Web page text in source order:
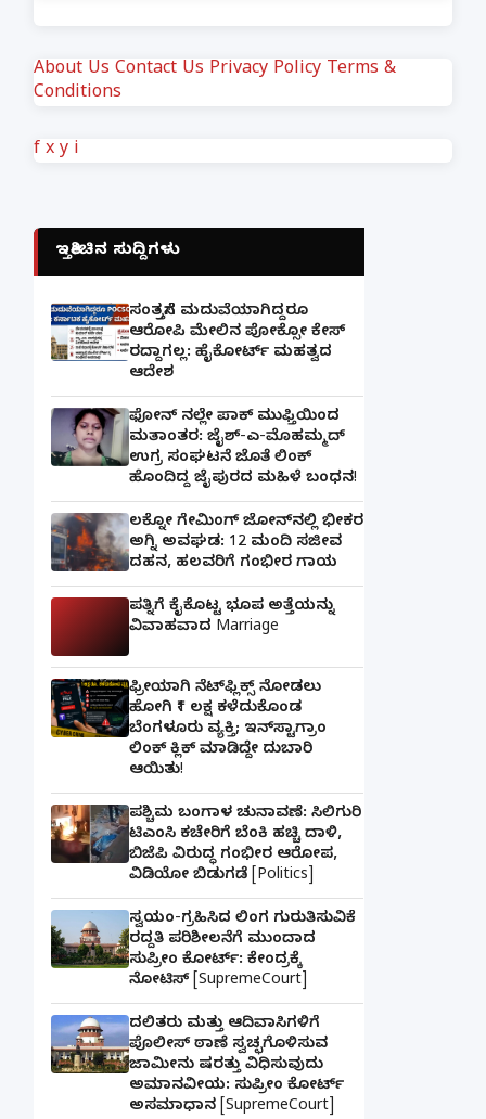
About Us Contact Us Privacy Policy Terms &
Conditions
f x y i
ಇತ್ತೀಚಿನ ಸುದ್ದಿಗಳು
ಸಂತ್ರಸ್ತೆಗೆ ಮದುವೆಯಾಗಿದ್ದರೂ
ಆರೋಪಿ ಮೇಲಿನ ಪೋಕ್ಸೋ ಕೇಸ್
ರದ್ದಾಗಲ್ಲ: ಹೈಕೋರ್ಟ್ ಮಹತ್ವದ
ಆದೇಶ
ಫೋನ್ ನಲ್ಲೇ ಪಾಕ್ ಮುಫ್ತಿಯಿಂದ
ಮತಾಂತರ: ಜೈಶ್-ಎ-ಮೊಹಮ್ಮದ್
ಉಗ್ರ ಸಂಘಟನೆ ಜೊತೆ ಲಿಂಕ್
ಹೊಂದಿದ್ದ ಜೈಪುರದ ಮಹಿಳೆ ಬಂಧನ!
ಲಕ್ನೋ ಗೇಮಿಂಗ್ ಜೋನ್‌ನಲ್ಲಿ ಭೀಕರ
ಅಗ್ನಿ ಅವಘಡ: 12 ಮಂದಿ ಸಜೀವ
ದಹನ, ಹಲವರಿಗೆ ಗಂಭೀರ ಗಾಯ
ಪತ್ನಿಗೆ ಕೈಕೊಟ್ಟ ಭೂಪ ಅತ್ತೆಯನ್ನು
ವಿವಾಹವಾದ Marriage
ಫ್ರೀಯಾಗಿ ನೆಟ್‌ಫ್ಲಿಕ್ಸ್ ನೋಡಲು
ಹೋಗಿ ₹1 ಲಕ್ಷ ಕಳೆದುಕೊಂಡ
ಬೆಂಗಳೂರು ವ್ಯಕ್ತಿ; ಇನ್‌ಸ್ಟಾಗ್ರಾಂ
ಲಿಂಕ್ ಕ್ಲಿಕ್ ಮಾಡಿದ್ದೇ ದುಬಾರಿ
ಆಯಿತು!
ಪಶ್ಚಿಮ ಬಂಗಾಳ ಚುನಾವಣೆ: ಸಿಲಿಗುರಿ
ಟಿಎಂಸಿ ಕಚೇರಿಗೆ ಬೆಂಕಿ ಹಚ್ಚಿ ದಾಳಿ,
ಬಿಜೆಪಿ ವಿರುದ್ಧ ಗಂಭೀರ ಆರೋಪ,
ವಿಡಿಯೋ ಬಿಡುಗಡೆ [Politics]
ಸ್ವಯಂ-ಗ್ರಹಿಸಿದ ಲಿಂಗ ಗುರುತಿಸುವಿಕೆ
ರದ್ದತಿ ಪರಿಶೀಲನೆಗೆ ಮುಂದಾದ
ಸುಪ್ರೀಂ ಕೋರ್ಟ್: ಕೇಂದ್ರಕ್ಕೆ
ನೋಟಿಸ್ [SupremeCourt]
ದಲಿತರು ಮತ್ತು ಆದಿವಾಸಿಗಳಿಗೆ
ಪೊಲೀಸ್ ಠಾಣೆ ಸ್ವಚ್ಛಗೊಳಿಸುವ
ಜಾಮೀನು ಷರತ್ತು ವಿಧಿಸುವುದು
ಅಮಾನವೀಯ: ಸುಪ್ರೀಂ ಕೋರ್ಟ್
ಅಸಮಾಧಾನ [SupremeCourt]